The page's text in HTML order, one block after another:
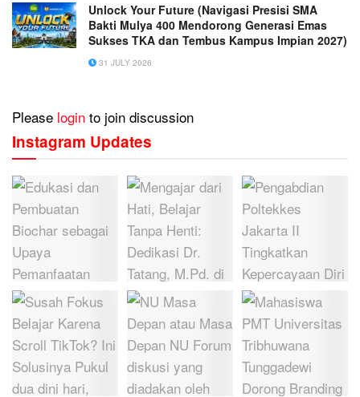
Unlock Your Future (Navigasi Presisi SMA
Bakti Mulya 400 Mendorong Generasi Emas
Sukses TKA dan Tembus Kampus Impian 2027)
31 JULY 2026
Please login to join discussion
Instagram Updates